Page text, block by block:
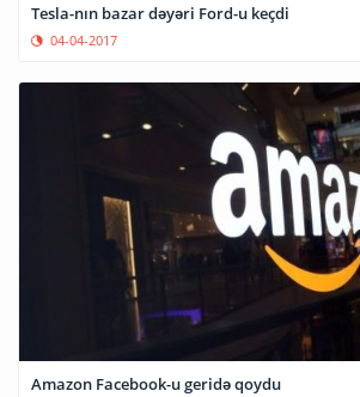
Tesla-nın bazar dəyəri Ford-u keçdi
04-04-2017
Amazon Facebook-u geridə qoydu